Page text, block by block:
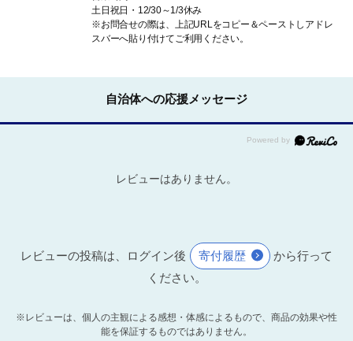
土日祝日・12/30～1/3休み
※お問合せの際は、上記URLをコピー＆ペーストしアドレ
スバーへ貼り付けてご利用ください。
自治体への応援メッセージ
レビューはありません。
レビューの投稿は、ログイン後 寄付履歴
から行って
ください。
※レビューは、個人の主観による感想・体感によるもので、商品の効果や性
能を保証するものではありません。